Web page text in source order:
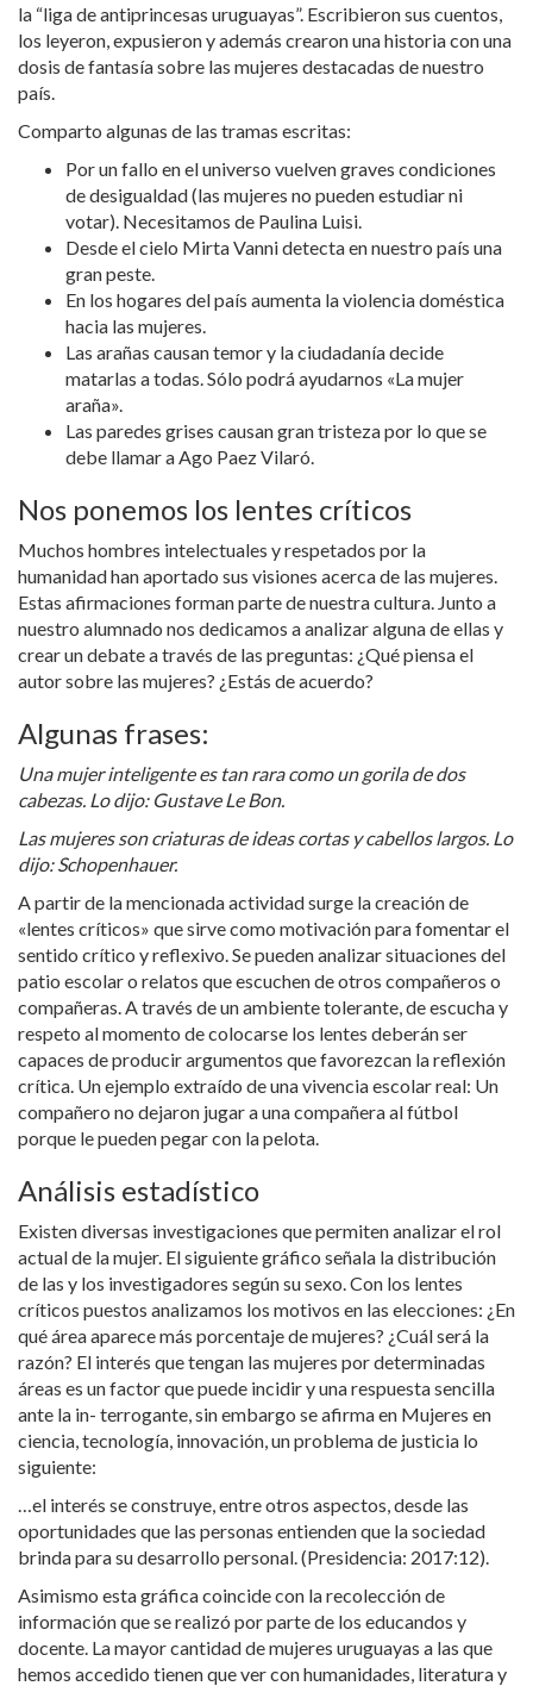
la “liga de antiprincesas uruguayas”. Escribieron sus cuentos,
los leyeron, expusieron y además crearon una historia con una
dosis de fantasía sobre las mujeres destacadas de nuestro
país.
Comparto algunas de las tramas escritas:
Por un fallo en el universo vuelven graves condiciones
de desigualdad (las mujeres no pueden estudiar ni
votar). Necesitamos de Paulina Luisi.
Desde el cielo Mirta Vanni detecta en nuestro país una
gran peste.
En los hogares del país aumenta la violencia doméstica
hacia las mujeres.
Las arañas causan temor y la ciudadanía decide
matarlas a todas. Sólo podrá ayudarnos «La mujer
araña».
Las paredes grises causan gran tristeza por lo que se
debe llamar a Ago Paez Vilaró.
Nos ponemos los lentes críticos
Muchos hombres intelectuales y respetados por la
humanidad han aportado sus visiones acerca de las mujeres.
Estas afirmaciones forman parte de nuestra cultura. Junto a
nuestro alumnado nos dedicamos a analizar alguna de ellas y
crear un debate a través de las preguntas: ¿Qué piensa el
autor sobre las mujeres? ¿Estás de acuerdo?
Algunas frases:
Una mujer inteligente es tan rara como un gorila de dos
cabezas. Lo dijo: Gustave Le Bon.
Las mujeres son criaturas de ideas cortas y cabellos largos. Lo
dijo: Schopenhauer.
A partir de la mencionada actividad surge la creación de
«lentes críticos» que sirve como motivación para fomentar el
sentido crítico y reflexivo. Se pueden analizar situaciones del
patio escolar o relatos que escuchen de otros compañeros o
compañeras. A través de un ambiente tolerante, de escucha y
respeto al momento de colocarse los lentes deberán ser
capaces de producir argumentos que favorezcan la reflexión
crítica. Un ejemplo extraído de una vivencia escolar real: Un
compañero no dejaron jugar a una compañera al fútbol
porque le pueden pegar con la pelota.
Análisis estadístico
Existen diversas investigaciones que permiten analizar el rol
actual de la mujer. El siguiente gráfico señala la distribución
de las y los investigadores según su sexo. Con los lentes
críticos puestos analizamos los motivos en las elecciones: ¿En
qué área aparece más porcentaje de mujeres? ¿Cuál será la
razón? El interés que tengan las mujeres por determinadas
áreas es un factor que puede incidir y una respuesta sencilla
ante la in- terrogante, sin embargo se afirma en Mujeres en
ciencia, tecnología, innovación, un problema de justicia lo
siguiente:
…el interés se construye, entre otros aspectos, desde las
oportunidades que las personas entienden que la sociedad
brinda para su desarrollo personal. (Presidencia: 2017:12).
Asimismo esta gráfica coincide con la recolección de
información que se realizó por parte de los educandos y
docente. La mayor cantidad de mujeres uruguayas a las que
hemos accedido tienen que ver con humanidades, literatura y